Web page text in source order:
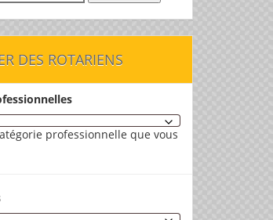
DES ROTARIENS
professionnelle que vous